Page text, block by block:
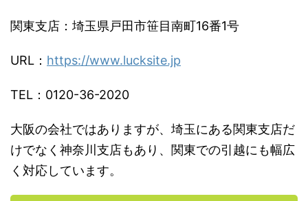
関東支店：埼玉県戸田市笹目南町16番1号
URL ： https://www.lucksite.jp
TEL ： 0120-36-2020
大阪の会社ではありますが、埼玉にある関東支店だ
けでなく神奈川支店もあり、関東での引越にも幅広
く対応しています。